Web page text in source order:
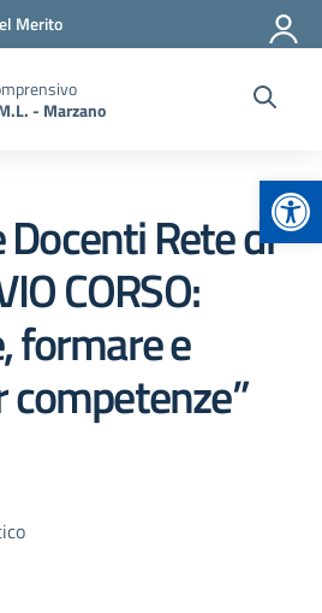
Merito
- Marzano
Rete di
CORSO:
formare e